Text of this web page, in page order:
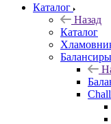
Каталог
Назад
Каталог
Балансиры